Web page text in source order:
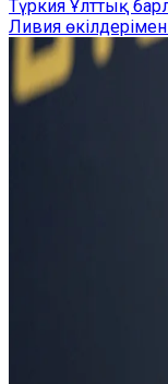
Түркия Ұлттық
Ливия өкілдерімен